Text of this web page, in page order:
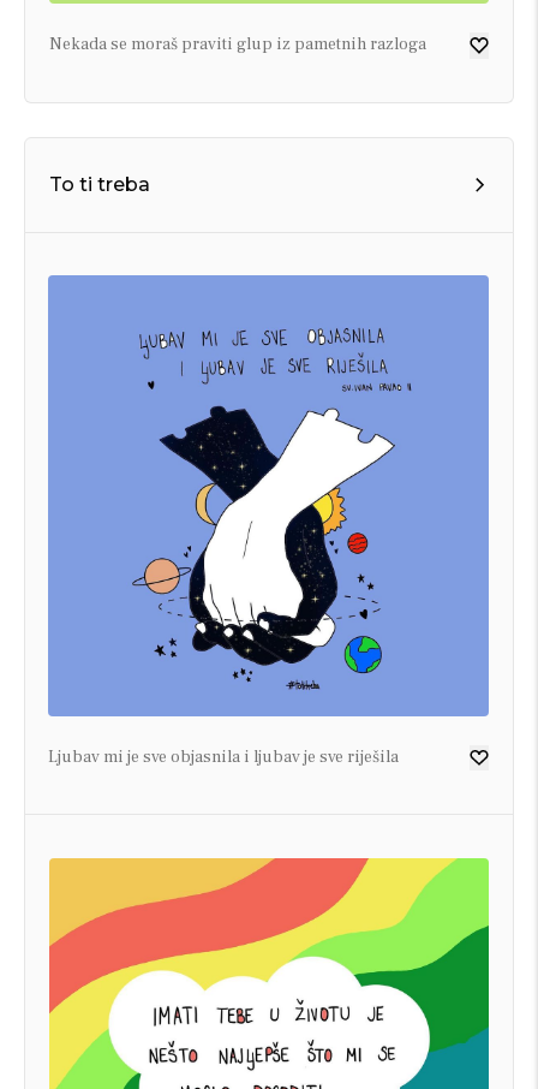
Nekada se moraš praviti glup iz pametnih razloga
To ti treba
Ljubav mi je sve objasnila i ljubav je sve riješila